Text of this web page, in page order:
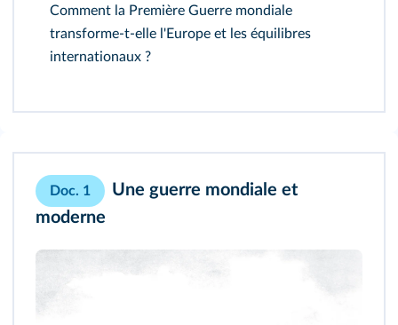
Comment la Première Guerre mondiale
transforme‑t‑elle l'Europe et les équilibres
internationaux ?
Doc. 1
Une guerre mondiale et
moderne